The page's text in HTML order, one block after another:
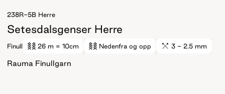
238R-5B Herre
Setesdalsgenser Herre
Finull 26 m = 10cm Nedenfra og opp 3 - 2.5 mm
Rauma Finullgarn